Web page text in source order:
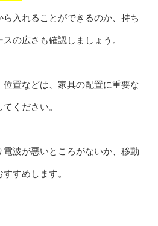
入れることができるのか、持ち
の広さも確認しましょう。
位置などは、家具の配置に重要な
ください。
波が悪いところがないか、移動
すめします。